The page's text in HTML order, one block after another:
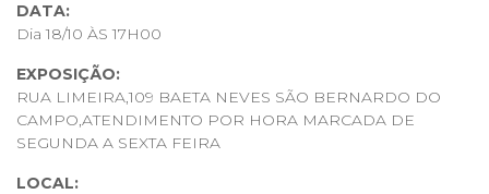
DATA:
Dia 18/10 ÀS 17H00
EXPOSIÇÃO:
RUA LIMEIRA,109 BAETA NEVES SÃO BERNARDO DO
CAMPO,ATENDIMENTO POR HORA MARCADA DE
SEGUNDA A SEXTA FEIRA
LOCAL: